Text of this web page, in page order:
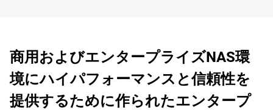
商用およびエンタープライズNAS環
境にハイパフォーマンスと信頼性を
提供するために作られたエンタープ